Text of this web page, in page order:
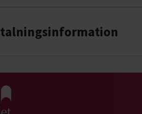
startsida